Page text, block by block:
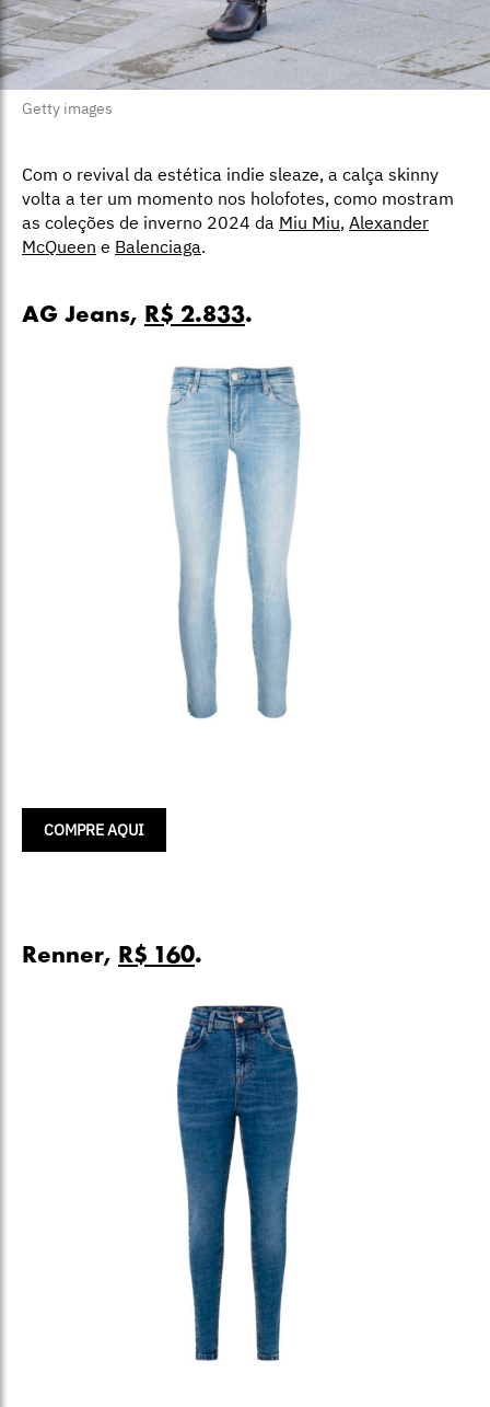
Getty images
Com o revival da estética indie sleaze, a calça skinny
volta a ter um momento nos holofotes, como mostram
as coleções de inverno 2024 da Miu Miu, Alexander
McQueen e Balenciaga.
AG Jeans, R$ 2.833.
COMPRE AQUI
Renner, R$ 160.